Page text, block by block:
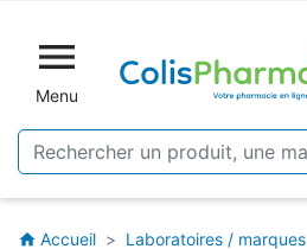

Menu
home Accueil Laboratoires / marques